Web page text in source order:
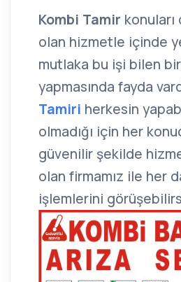
Kombi Tamir
olan hizmetle içinde
mutlaka bu işi bilen
yapmasında fayda
Tamiri herkesin
olmadığı için her
güvenilir şekilde
olan firmamız ile her
işlemlerini